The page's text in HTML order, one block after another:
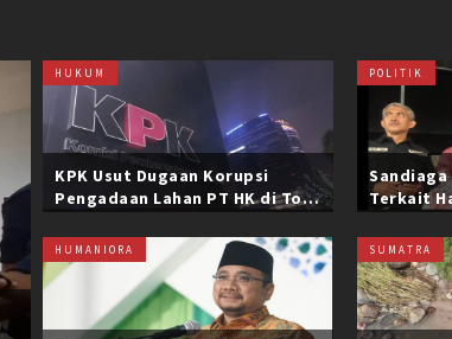
HUKUM
KPK Usut Dugaan Korupsi
Pengadaan Lahan PT HK di Tol
Belasan Miliar
POLITIK
Sandiaga
Terkait
HUMANIORA SUMATRA